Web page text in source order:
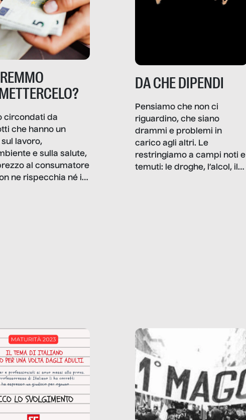
circondati da
che hanno un
lavoro,
e sulla salute,
al consumatore
ne rispecchia né il
la nostra vita
DA CHE DIPENDI
Pensiamo che non ci
riguardino, che siano
drammi e problemi in
carico agli altri. Le
restringiamo a campi noti e
temuti: le droghe, l’alcol, il
come.